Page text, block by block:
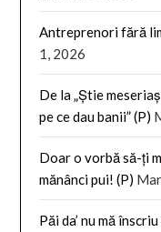
Antreprenori fără
1, 2026
De la „Știe
pe ce dau banii” (P)
Doar o vorbă să-ți
mănânci pui! (P)
Păi da’ nu mă